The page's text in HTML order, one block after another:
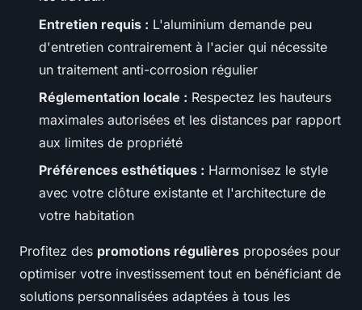
Entretien requis : L'aluminium demande peu
d'entretien contrairement à l'acier qui nécessite
un traitement anti-corrosion régulier
Réglementation locale : Respectez les hauteurs
maximales autorisées et les distances par rapport
aux limites de propriété
Préférences esthétiques : Harmonisez le style
avec votre clôture existante et l'architecture de
votre habitation
Profitez des promotions régulières proposées pour
optimiser votre investissement tout en bénéficiant de
solutions personnalisées adaptées à tous les